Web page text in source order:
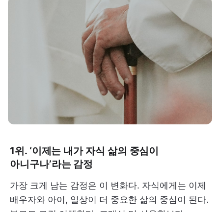
1위. ‘이제는 내가 자식 삶의 중심이
아니구나’라는 감정
가장 크게 남는 감정은 이 변화다. 자식에게는 이제
배우자와 아이, 일상이 더 중요한 삶의 중심이 된다.